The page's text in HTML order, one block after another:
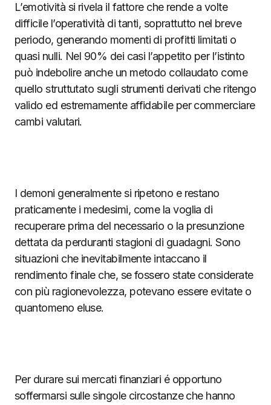
L’emotività si rivela il fattore che rende a volte
difficile l’operatività di tanti, soprattutto nel breve
periodo, generando momenti di profitti limitati o
quasi nulli. Nel 90% dei casi l’appetito per l’istinto
può indebolire anche un metodo collaudato come
quello struttutato sugli strumenti derivati che ritengo
valido ed estremamente affidabile per commerciare
cambi valutari.
I demoni generalmente si ripetono e restano
praticamente i medesimi, come la voglia di
recuperare prima del necessario o la presunzione
dettata da perduranti stagioni di guadagni. Sono
situazioni che inevitabilmente intaccano il
rendimento finale che, se fossero state considerate
con più ragionevolezza, potevano essere evitate o
quantomeno eluse.
Per durare sui mercati finanziari é opportuno
soffermarsi sulle singole circostanze che hanno